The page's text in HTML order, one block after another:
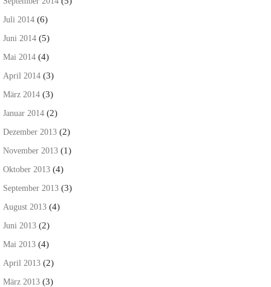
Juli 2014 (6)
Juni 2014 (5)
Mai 2014 (4)
April 2014 (3)
März 2014 (3)
Januar 2014 (2)
Dezember 2013 (2)
November 2013 (1)
Oktober 2013 (4)
September 2013 (3)
August 2013 (4)
Juni 2013 (2)
Mai 2013 (4)
April 2013 (2)
März 2013 (3)